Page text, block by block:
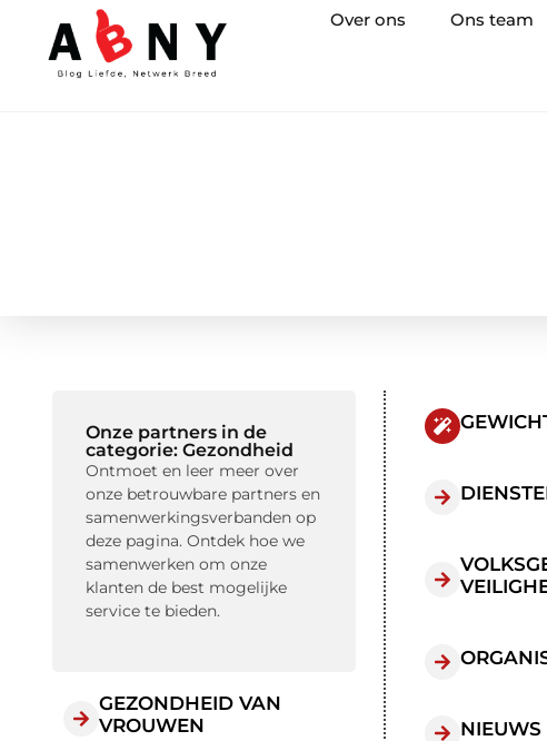
Over ons Ons team
Onze partners in de
categorie: Gezondheid
Ontmoet en leer meer over
onze betrouwbare partners en
samenwerkingsverbanden op
deze pagina. Ontdek hoe we
samenwerken om onze
klanten de best mogelijke
service te bieden.
GEZONDHEID VAN
VROUWEN